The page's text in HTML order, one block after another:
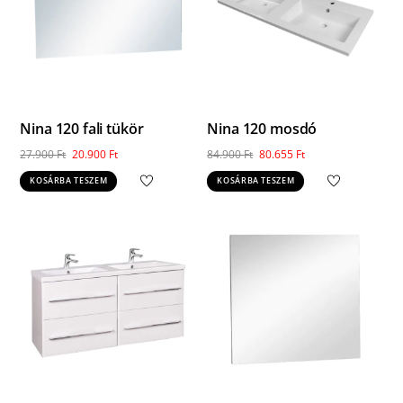
Nina 120 fali tükör
27.900Ft Original
price
was:
20.900 FtCurrent
price
KOSÁRBA TESZEM
Nina 120 mosdó
84.900Ft Original
price
was:
80.655 FtCurrent
price
KOSÁRBA TESZEM